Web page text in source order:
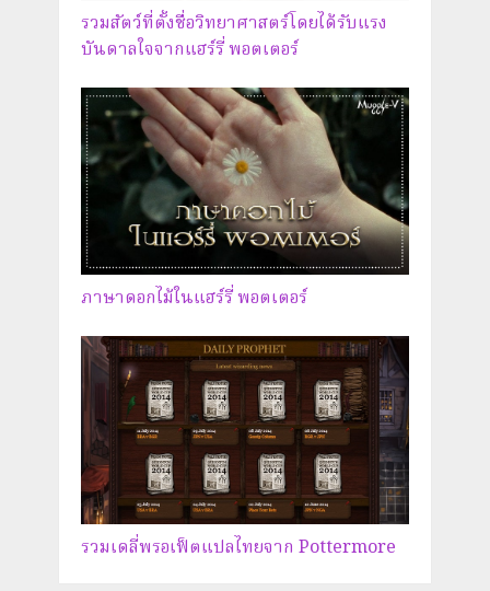
รวมสัตว์ที่ตั้งชื่อวิทยาศาสตร์โดยได้รับแรง
บันดาลใจจากแฮร์รี่ พอตเตอร์
ภาษาดอกไม้ในแฮร์รี่ พอตเตอร์
รวมเดลี่พรอเฟ็ตแปลไทยจาก Pottermore